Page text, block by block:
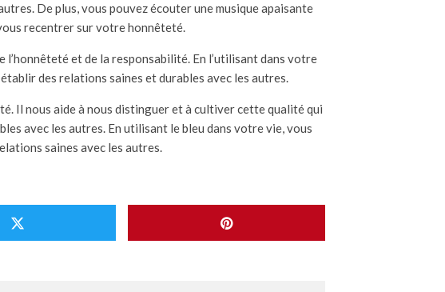
De plus, vous pouvez écouter une musique apaisante
recentrer sur votre honnêteté.
l’honnêteté et de la responsabilité. En l’utilisant dans votre
des relations saines et durables avec les autres.
Il nous aide à nous distinguer et à cultiver cette qualité qui
avec les autres. En utilisant le bleu dans votre vie, vous
saines avec les autres.